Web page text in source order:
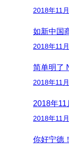
2018年11
如新中国
2018年11
简单明了
2018年11
2018年11
2018年11
你好宁德！